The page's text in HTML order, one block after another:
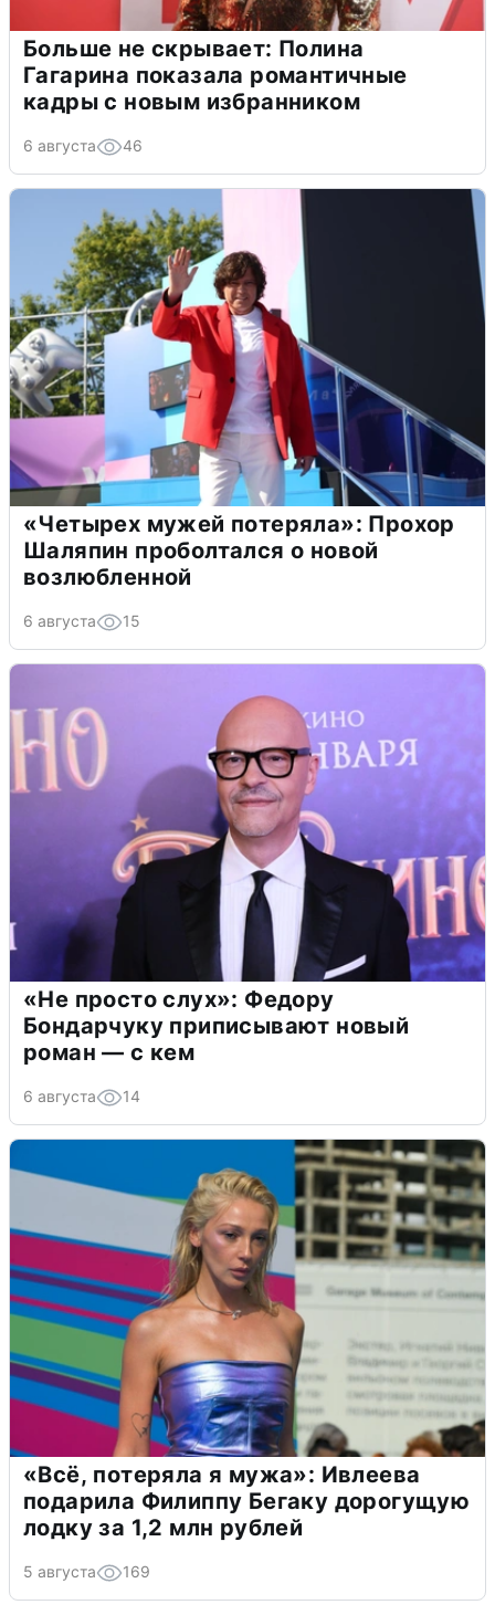
Больше не скрывает: Полина
Гагарина показала романтичные
кадры с новым избранником
6 августа 46
«Четырех мужей потеряла»: Прохор
Шаляпин проболтался о новой
возлюбленной
6 августа 15
«Не просто слух»: Федору
Бондарчуку приписывают новый
роман — с кем
6 августа 14
«Всё, потеряла я мужа»: Ивлеева
подарила Филиппу Бегаку дорогущую
лодку за 1,2 млн рублей
5 августа 169